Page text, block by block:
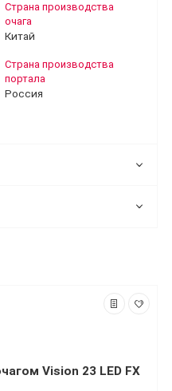
Страна производства
очага
Китай
Страна производства
портала
Россия
Vision 23 LED FX